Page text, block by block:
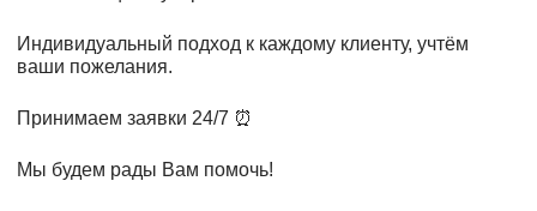
Индивидуальный подход к каждому клиенту, учтём
ваши пожелания.
Принимаем заявки 24/7 ⏰
Мы будем рады Вам помочь!